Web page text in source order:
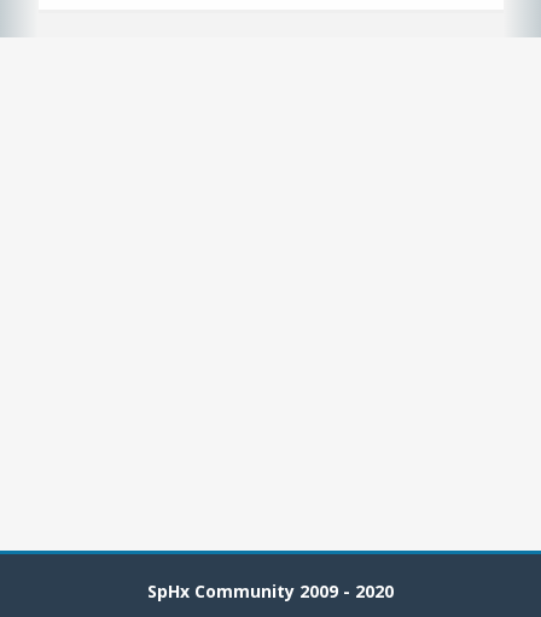
SpHx Community 2009 - 2020